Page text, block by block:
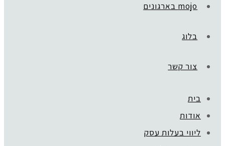
mojo בארגונים
בלוג
צור קשר
בית
אודות
ליווי בעלות עסק
PHOTO-2024-05-11-13-34-59 (2)